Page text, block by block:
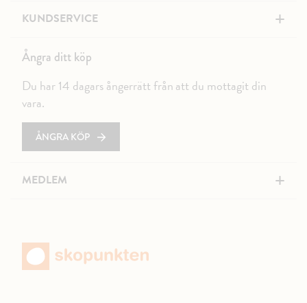
KUNDSERVICE +
Ångra ditt köp
Du har 14 dagars ångerrätt från att du mottagit din
vara.
ÅNGRA KÖP
MEDLEM +